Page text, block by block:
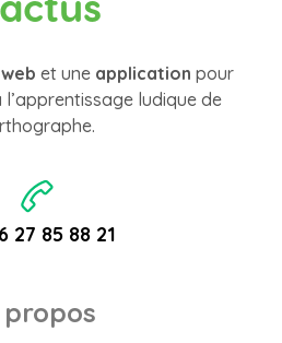
et une application pour
ludique de
27 85 88 21
propos